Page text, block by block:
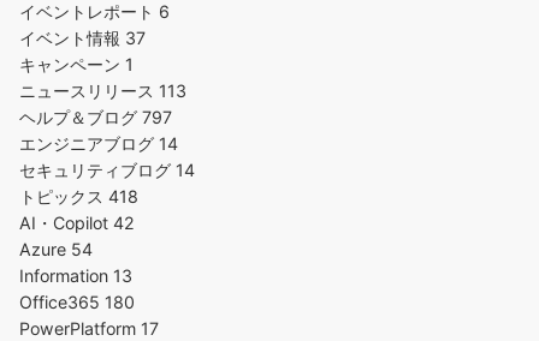
イベントレポート 6
イベント情報 37
キャンペーン 1
ニュースリリース 113
ヘルプ＆ブログ 797
エンジニアブログ 14
セキュリティブログ 14
トピックス 418
AI・Copilot 42
Azure 54
Information 13
Office365 180
PowerPlatform 17